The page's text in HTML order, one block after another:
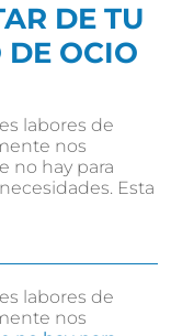
DE TU
DE OCIO
labores de
nos
no hay para
Esta
labores de
nos